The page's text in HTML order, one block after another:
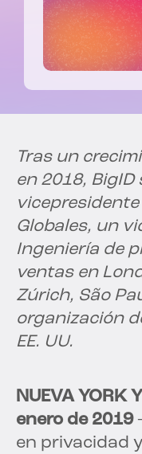
Tras un
en 2018,
Globales, un
Ingeniería de
ventas en
Zúrich, São
organización
EE. UU.
NUEVA YORK
enero de 2019
en privacidad